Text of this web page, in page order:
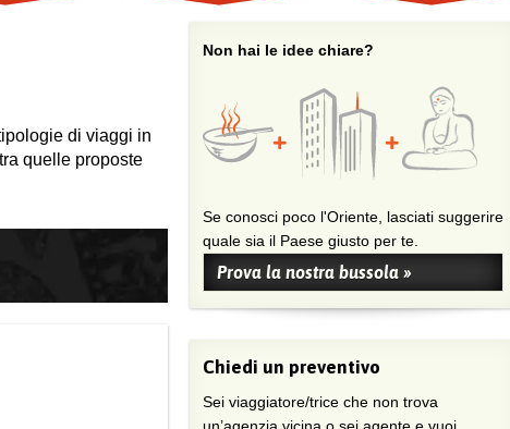
di viaggi in
quelle proposte
Non hai le idee chiare?
Se conosci poco l'Oriente, lasciati suggerire
quale sia il Paese giusto per te.
Prova la nostra bussola »
Chiedi un preventivo
Sei viaggiatore/trice che non trova